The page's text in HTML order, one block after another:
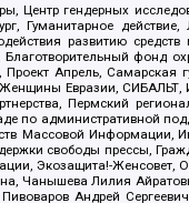
Центр гендерных
действие,
развитию
Проект Апрель,
Евразии, СИБАЛЬТ,
Пермский
административной
Массовой Информации,
свободы прессы,
Экозащита!-Женсовет,
Лилия
Андрей